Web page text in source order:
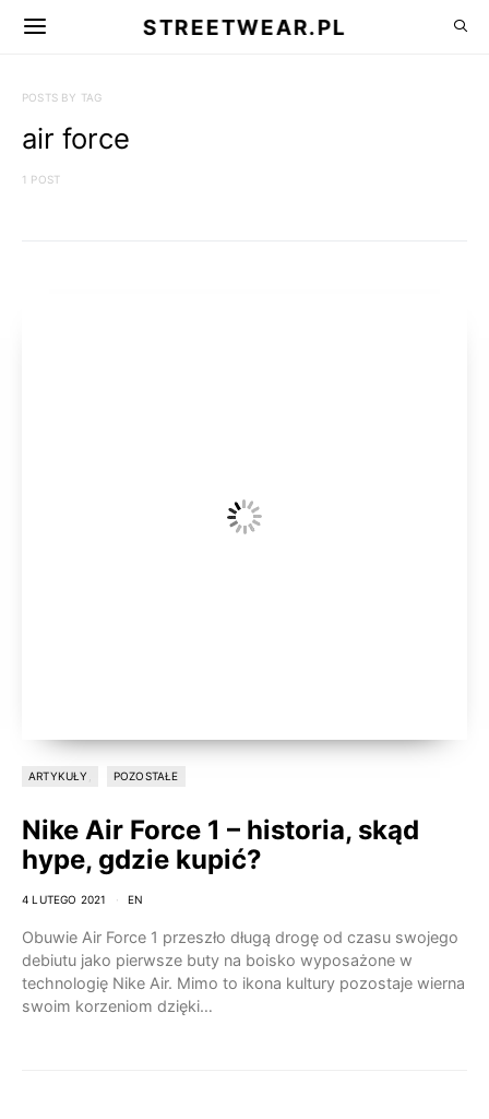
STREETWEAR.PL
POSTS BY TAG
air force
1 POST
ARTYKUŁY POZOSTAŁE
Nike Air Force 1 – historia, skąd
hype, gdzie kupić?
4 LUTEGO 2021 EN
Obuwie Air Force 1 przeszło długą drogę od czasu swojego
debiutu jako pierwsze buty na boisko wyposażone w
technologię Nike Air. Mimo to ikona kultury pozostaje wierna
swoim korzeniom dzięki…